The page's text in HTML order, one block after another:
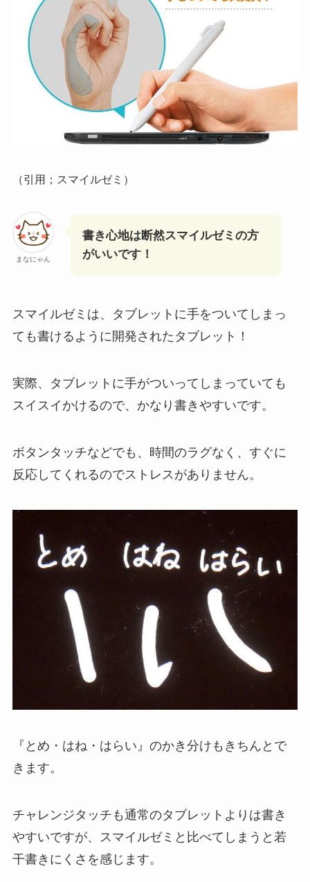
（引用；スマイルゼミ）
まなにゃん
書き心地は断然スマイルゼミの方
がいいです！
スマイルゼミは、タブレットに手をついてしまっ
ても書けるように開発されたタブレット！
実際、タブレットに手がついってしまっていても
スイスイかけるので、かなり書きやすいです。
ボタンタッチなどでも、時間のラグなく、すぐに
反応してくれるのでストレスがありません。
『とめ・はね・はらい』のかき分けもきちんとで
きます。
チャレンジタッチも通常のタブレットよりは書き
やすいですが、スマイルゼミと比べてしまうと若
干書きにくさを感じます。